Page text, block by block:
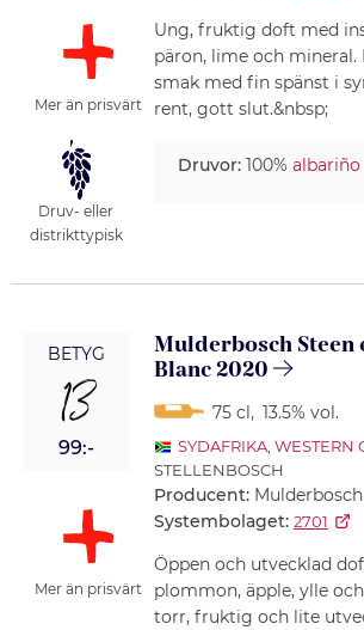
Mer än prisvärt
Druv- eller
distrikttypisk
Ung, fruktig doft med
päron, lime och
smak med fin spänst i
rent, gott slut.&nbsp;
Druvor:100% albariño
BETYG
13
99:-
Mer än prisvärt
Mulderbosch Steen
Blanc 2020
75 cl, 13.5% vol.
SYDAFRIKA, WESTERN
STELLENBOSCH
Producent:
Systembolaget: 2701
Öppen och utvecklad
plommon, äpple, ylle
torr, fruktig och lite